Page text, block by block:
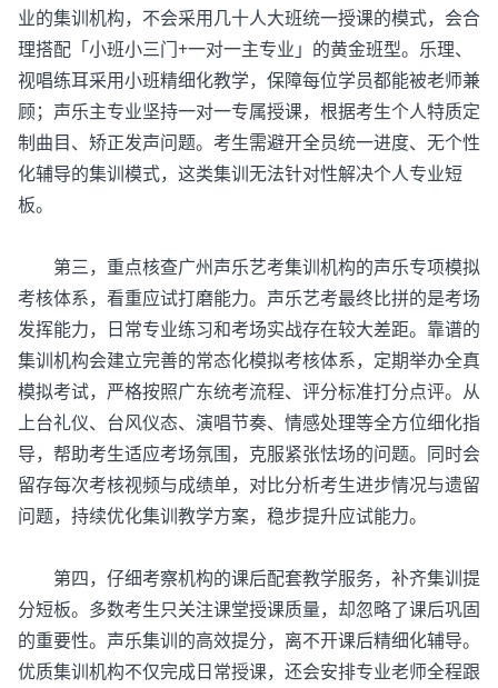
业的集训机构，不会采用几十人大班统一授课的模式，会合
理搭配「小班小三门+一对一主专业」的黄金班型。乐理、
视唱练耳采用小班精细化教学，保障每位学员都能被老师兼
顾；声乐主专业坚持一对一专属授课，根据考生个人特质定
制曲目、矫正发声问题。考生需避开全员统一进度、无个性
化辅导的集训模式，这类集训无法针对性解决个人专业短
板。
第三，重点核查广州声乐艺考集训机构的声乐专项模拟
考核体系，看重应试打磨能力。声乐艺考最终比拼的是考场
发挥能力，日常专业练习和考场实战存在较大差距。靠谱的
集训机构会建立完善的常态化模拟考核体系，定期举办全真
模拟考试，严格按照广东统考流程、评分标准打分点评。从
上台礼仪、台风仪态、演唱节奏、情感处理等全方位细化指
导，帮助考生适应考场氛围，克服紧张怯场的问题。同时会
留存每次考核视频与成绩单，对比分析考生进步情况与遗留
问题，持续优化集训教学方案，稳步提升应试能力。
第四，仔细考察机构的课后配套教学服务，补齐集训提
分短板。多数考生只关注课堂授课质量，却忽略了课后巩固
的重要性。声乐集训的高效提分，离不开课后精细化辅导。
优质集训机构不仅完成日常授课，还会安排专业老师全程跟